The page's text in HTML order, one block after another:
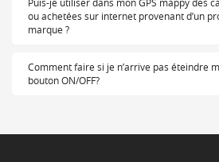
Puis-je utiliser dans mon GPS mappy des
ou achetées sur internet provenant d’un
marque ?
Comment faire si je n’arrive pas éteindre
bouton ON/OFF?